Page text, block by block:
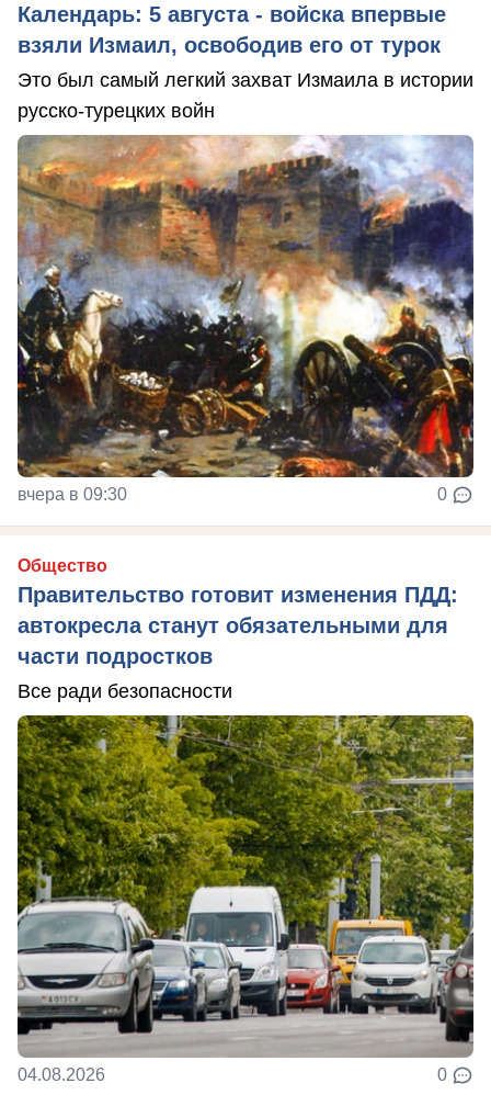
Календарь: 5 августа - войска впервые
взяли Измаил, освободив его от турок
Это был самый легкий захват Измаила в истории
русско-турецких войн
вчера в 09:30 0
Общество
Правительство готовит изменения ПДД:
автокресла станут обязательными для
части подростков
Все ради безопасности
04.08.2026 0